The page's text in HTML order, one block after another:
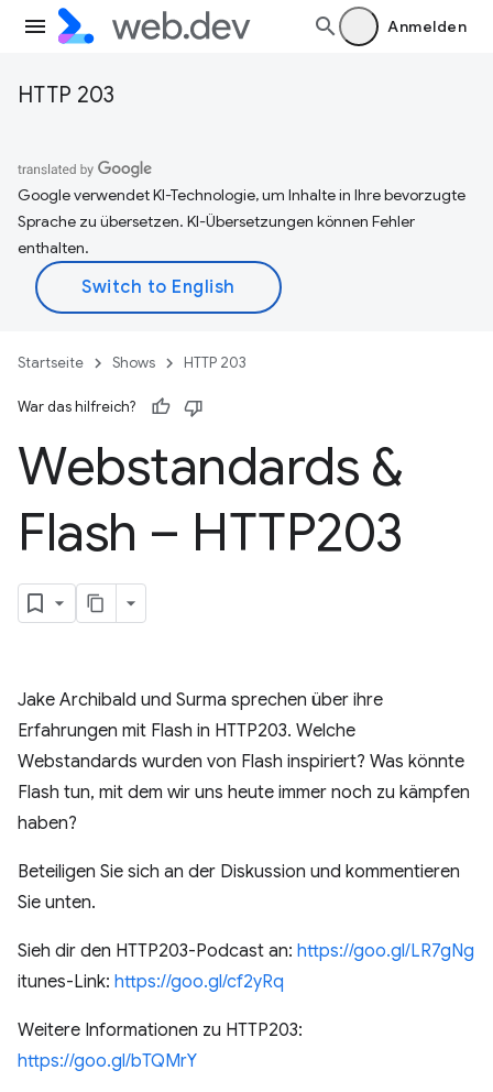
Anmelden
HTTP 203
Google verwendet KI-Technologie, um Inhalte in Ihre bevorzugte
Sprache zu übersetzen. KI-Übersetzungen können Fehler
enthalten.
Startseite Shows HTTP 203
War das hilfreich?
Webstandards &
Flash – HTTP203
Jake Archibald und Surma sprechen über ihre
Erfahrungen mit Flash in HTTP203. Welche
Webstandards wurden von Flash inspiriert? Was könnte
Flash tun, mit dem wir uns heute immer noch zu kämpfen
haben?
Beteiligen Sie sich an der Diskussion und kommentieren
Sie unten.
Sieh dir den HTTP203-Podcast an: https://goo.gl/LR7gNg
itunes-Link: https://goo.gl/cf2yRq
Weitere Informationen zu HTTP203:
https://goo.gl/bTQMrY